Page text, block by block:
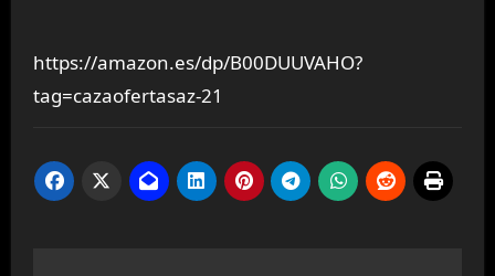
https://amazon.es/dp/B00DUUVAHO?
tag=cazaofertasaz-21